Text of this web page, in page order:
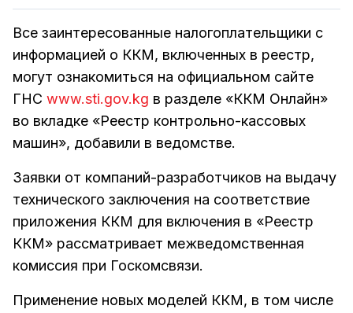
Все заинтересованные налогоплательщики с
информацией о ККМ, включенных в реестр,
могут ознакомиться на официальном сайте
ГНС www.sti.gov.kg в разделе «ККМ Онлайн»
во вкладке «Реестр контрольно-кассовых
машин», добавили в ведомстве.
Заявки от компаний-разработчиков на выдачу
технического заключения на соответствие
приложения ККМ для включения в «Реестр
ККМ» рассматривает межведомственная
комиссия при Госкомсвязи.
Применение новых моделей ККМ, в том числе